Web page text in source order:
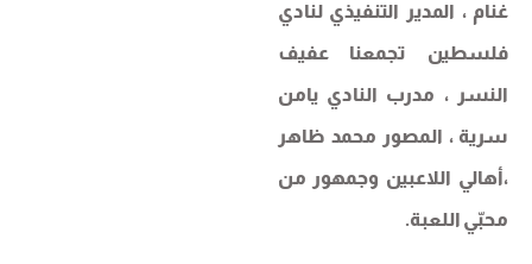
غنام ، المدير التنفيذي لنادي
فلسطين تجمعنا عفيف
النسر ، مدرب النادي يامن
سرية ، المصور محمد ظاهر
،أهالي اللاعبين وجمهور من
محبّي اللعبة.